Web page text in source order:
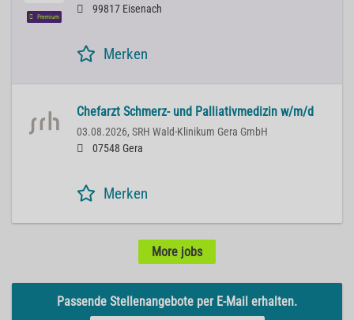
Premium
99817 Eisenach
Merken
Chefarzt Schmerz- und Palliativmedizin w/m/d
03.08.2026, SRH Wald-Klinikum Gera GmbH
07548 Gera
Merken
More jobs
Passende Stellenangebote per E-Mail erhalten.